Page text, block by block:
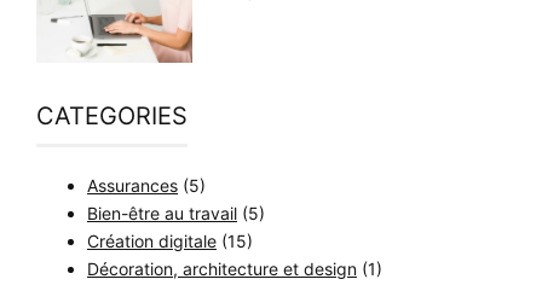
CATEGORIES
Assurances (5)
Bien-être au travail (5)
Création digitale (15)
Décoration, architecture et design (1)